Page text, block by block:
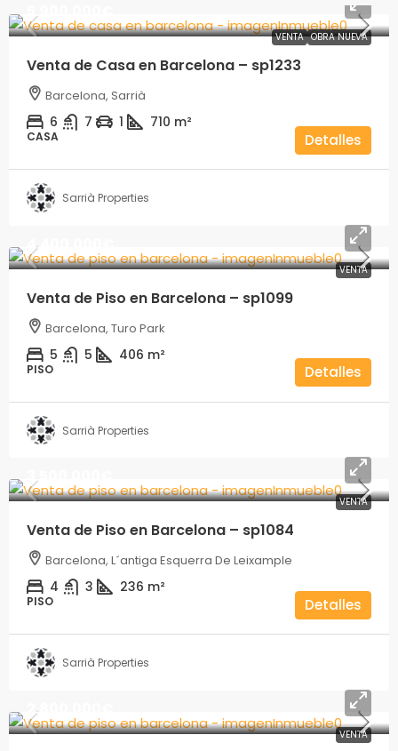
VENTA OBRA NUEVA
5.900.000€
Venta de Casa en Barcelona – sp1233
Barcelona, Sarrià
6 7 1 710 m²
CASA Detalles
Sarrià Properties
VENTA
4.400.000€
Venta de Piso en Barcelona – sp1099
Barcelona, Turo Park
5 5 406 m²
PISO Detalles
Sarrià Properties
VENTA
3.500.000€
Venta de Piso en Barcelona – sp1084
Barcelona, L´antiga Esquerra De Leixample
4 3 236 m²
PISO Detalles
Sarrià Properties
VENTA
2.800.000€